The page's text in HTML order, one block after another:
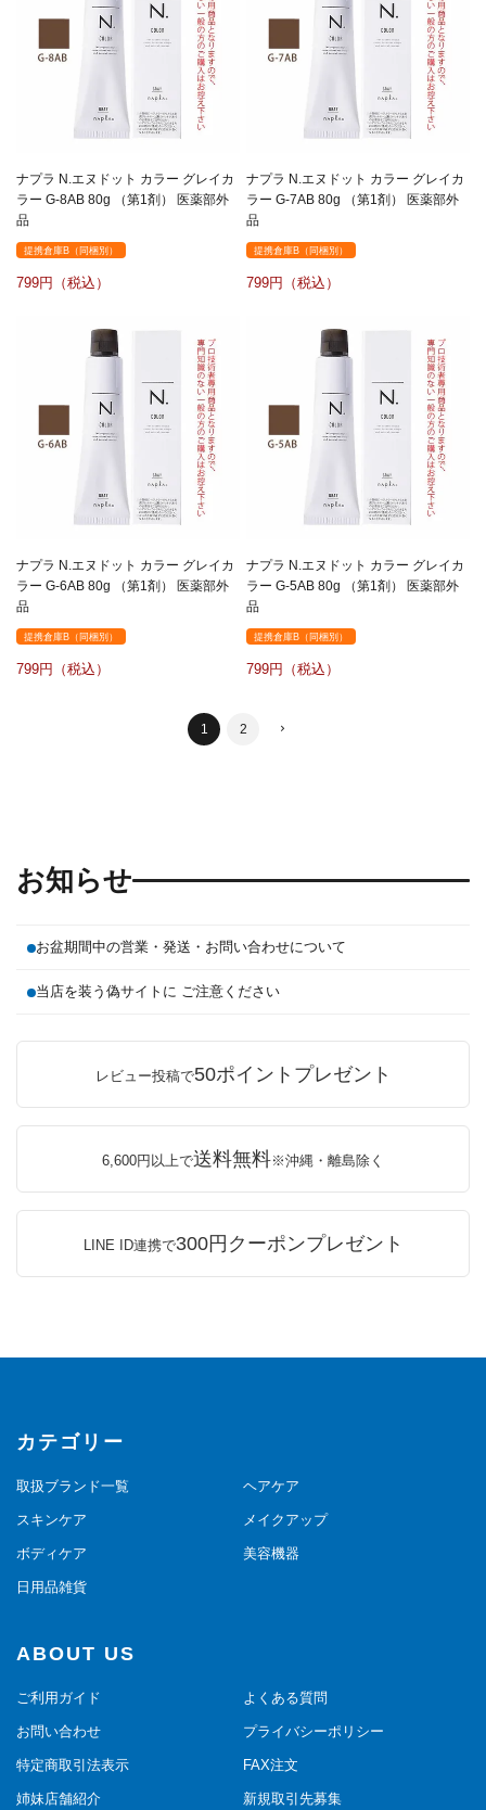
ナプラ N.エヌドット カラー グレイカ
ラー G-8AB 80g （第1剤） 医薬部外
品
提携倉庫B（同梱別）
799
ナプラ N.エヌドット カラー グレイカ
ラー G-7AB 80g （第1剤） 医薬部外
品
提携倉庫B（同梱別）
799
ナプラ N.エヌドット カラー グレイカ
ラー G-6AB 80g （第1剤） 医薬部外
品
提携倉庫B（同梱別）
799
ナプラ N.エヌドット カラー グレイカ
ラー G-5AB 80g （第1剤） 医薬部外
品
提携倉庫B（同梱別）
799
1 2
お知らせ
お盆期間中の営業・発送・お問い合わせについて
当店を装う偽サイトに ご注意ください
レビュー投稿で50ポイントプレゼント
6,600円以上で送料無料※沖縄・離島除く
LINE ID連携で300円クーポンプレゼント
カテゴリー
取扱ブランド一覧 ヘアケア
スキンケア メイクアップ
ボディケア 美容機器
日用品雑貨
ABOUT US
ご利用ガイド よくある質問
お問い合わせ プライバシーポリシー
特定商取引法表示 FAX注文
姉妹店舗紹介 新規取引先募集